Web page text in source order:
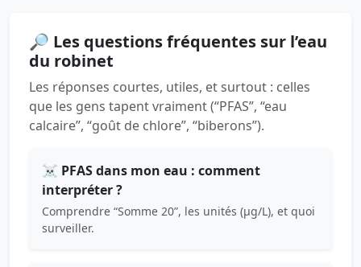
🔎 Les questions fréquentes sur l’eau
du robinet
Les réponses courtes, utiles, et surtout : celles
que les gens tapent vraiment (“PFAS”, “eau
calcaire”, “goût de chlore”, “biberons”).
☠️ PFAS dans mon eau : comment
interpréter ?
Comprendre “Somme 20”, les unités (µg/L), et quoi
surveiller.